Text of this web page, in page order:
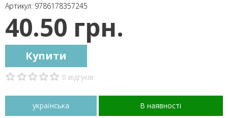
Артикул: 9786178357245
40.50 грн.
Купити
0 відгуків
українська
В наявності